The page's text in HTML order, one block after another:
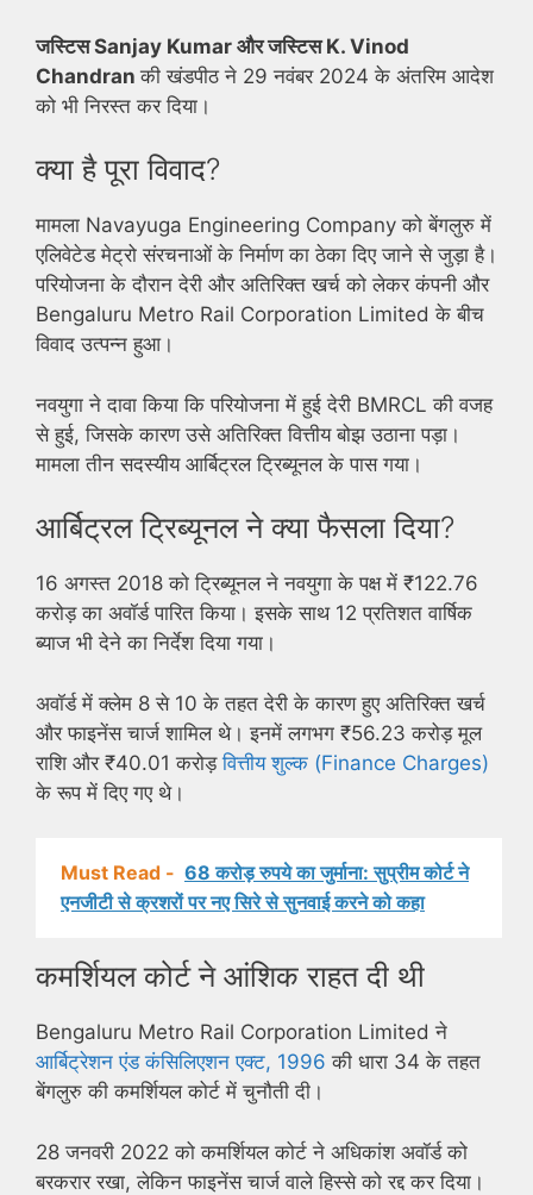
जस्टिस Sanjay Kumar और जस्टिस K. Vinod
Chandranकी खंडपीठ ने 29 नवंबर 2024 के अंतरिम आदेश
को भी निरस्त कर दिया।
क्या है पूरा विवाद?
मामला Navayuga Engineering Company को बेंगलुरु में
एलिवेटेड मेट्रो संरचनाओं के निर्माण का ठेका दिए जाने से जुड़ा है।
परियोजना के दौरान देरी और अतिरिक्त खर्च को लेकर कंपनी और
Bengaluru Metro Rail Corporation Limited के बीच
विवाद उत्पन्न हुआ।
नवयुगा ने दावा किया कि परियोजना में हुई देरी BMRCL की वजह
से हुई, जिसके कारण उसे अतिरिक्त वित्तीय बोझ उठाना पड़ा।
मामला तीन सदस्यीय आर्बिट्रल ट्रिब्यूनल के पास गया।
आर्बिट्रल ट्रिब्यूनल ने क्या फैसला दिया?
16 अगस्त 2018 को ट्रिब्यूनल ने नवयुगा के पक्ष में ₹122.76
करोड़ का अवॉर्ड पारित किया। इसके साथ 12 प्रतिशत वार्षिक
ब्याज भी देने का निर्देश दिया गया।
अवॉर्ड में क्लेम 8 से 10 के तहत देरी के कारण हुए अतिरिक्त खर्च
और फाइनेंस चार्ज शामिल थे। इनमें लगभग ₹56.23 करोड़ मूल
राशि और ₹40.01 करोड़वित्तीय शुल्क (Finance Charges)
के रूप में दिए गए थे।
Must Read - 68 करोड़ रुपये का जुर्माना: सुप्रीम कोर्ट ने
एनजीटी से क्रशरों पर नए सिरे से सुनवाई करने को कहा
कमर्शियल कोर्ट ने आंशिक राहत दी थी
Bengaluru Metro Rail Corporation Limited ने
आर्बिट्रेशन एंड कंसिलिएशन एक्ट, 1996की धारा 34 के तहत
बेंगलुरु की कमर्शियल कोर्ट में चुनौती दी।
28 जनवरी 2022 को कमर्शियल कोर्ट ने अधिकांश अवॉर्ड को
बरकरार रखा, लेकिन फाइनेंस चार्ज वाले हिस्से को रद्द कर दिया।